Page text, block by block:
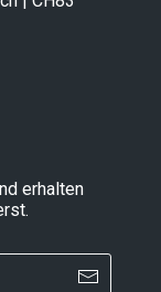
erhalten